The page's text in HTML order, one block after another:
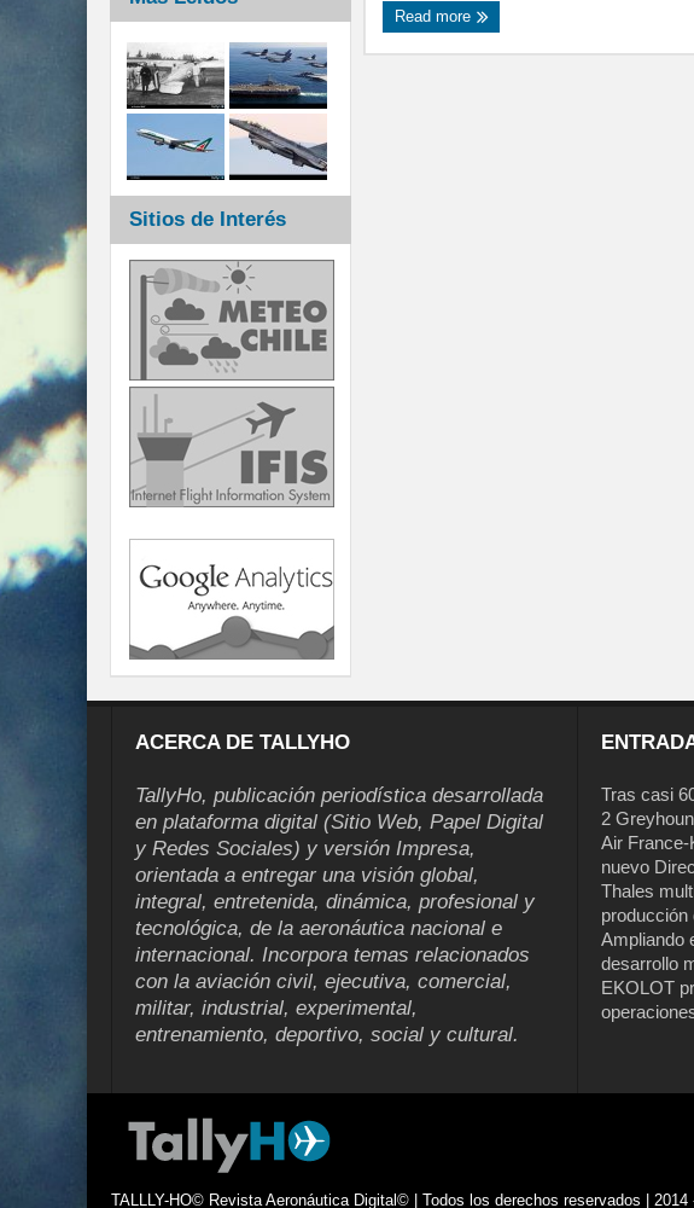
Read more
Sitios de Interés
ACERCA DE TALLYHO
TallyHo, publicación periodística desarrollada
en plataforma digital (Sitio Web, Papel Digital
y Redes Sociales) y versión Impresa,
orientada a entregar una visión global,
integral, entretenida, dinámica, profesional y
tecnológica, de la aeronáutica nacional e
internacional. Incorpora temas relacionados
con la aviación civil, ejecutiva, comercial,
militar, industrial, experimental,
entrenamiento, deportivo, social y cultural.
Tras casi
2
Air
nuevo
Thales
producción
Ampliando
desarrollo
EKOLOT
TALLLY-HO© Revista Aeronáutica Digital© | Todos los derechos reservados | 2014